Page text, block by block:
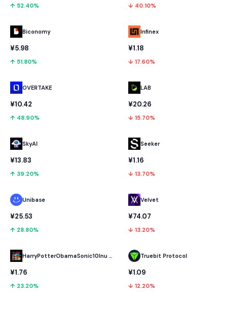
↑ 52.40%
Biconomy
¥5.98
↑ 51.80%
OVERTAKE
¥10.42
↑ 48.90%
SkyAI
¥13.83
↑ 39.20%
Unibase
¥25.53
↑ 28.80%
HarryPotterObamaSonic10Inu (ETH)
¥1.76
↑ 23.20%
↓ 40.10%
Infinex
¥1.18
↓ 17.60%
LAB
¥20.26
↓ 15.70%
Seeker
¥1.16
↓ 13.70%
Velvet
¥74.07
↓ 13.20%
Truebit Protocol
¥1.09
↓ 12.20%